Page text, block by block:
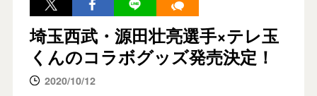
埼玉西武・源田壮亮選手×テレ玉
くんのコラボグッズ発売決定！
2020/10/12